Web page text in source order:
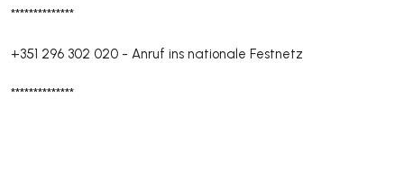
**************
+351 296 302 020 - Anruf ins nationale Festnetz
**************